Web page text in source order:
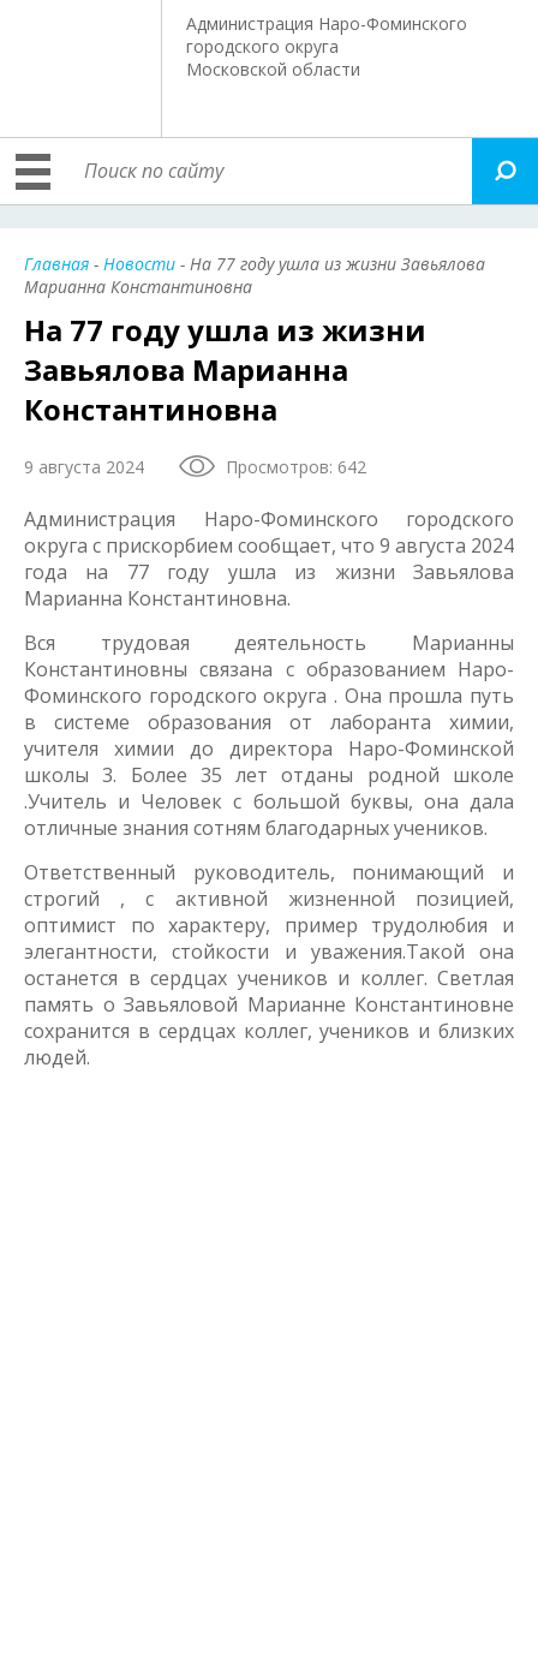
Администрация Наро-Фоминского
городского округа
Московской области
Главная - Новости - На 77 году ушла из жизни Завьялова
Марианна Константиновна
На 77 году ушла из жизни
Завьялова Марианна
Константиновна
9 августа 2024 Просмотров: 642
Администрация Наро-Фоминского городского
округа с прискорбием сообщает, что 9 августа 2024
года на 77 году ушла из жизни Завьялова
Марианна Константиновна.
Вся трудовая деятельность Марианны
Константиновны связана с образованием Наро-
Фоминского городского округа . Она прошла путь
в системе образования от лаборанта химии,
учителя химии до директора Наро-Фоминской
школы 3. Более 35 лет отданы родной школе
.Учитель и Человек с большой буквы, она дала
отличные знания сотням благодарных учеников.
Ответственный руководитель, понимающий и
строгий , с активной жизненной позицией,
оптимист по характеру, пример трудолюбия и
элегантности, стойкости и уважения.Такой она
останется в сердцах учеников и коллег. Светлая
память о Завьяловой Марианне Константиновне
сохранится в сердцах коллег, учеников и близких
людей.